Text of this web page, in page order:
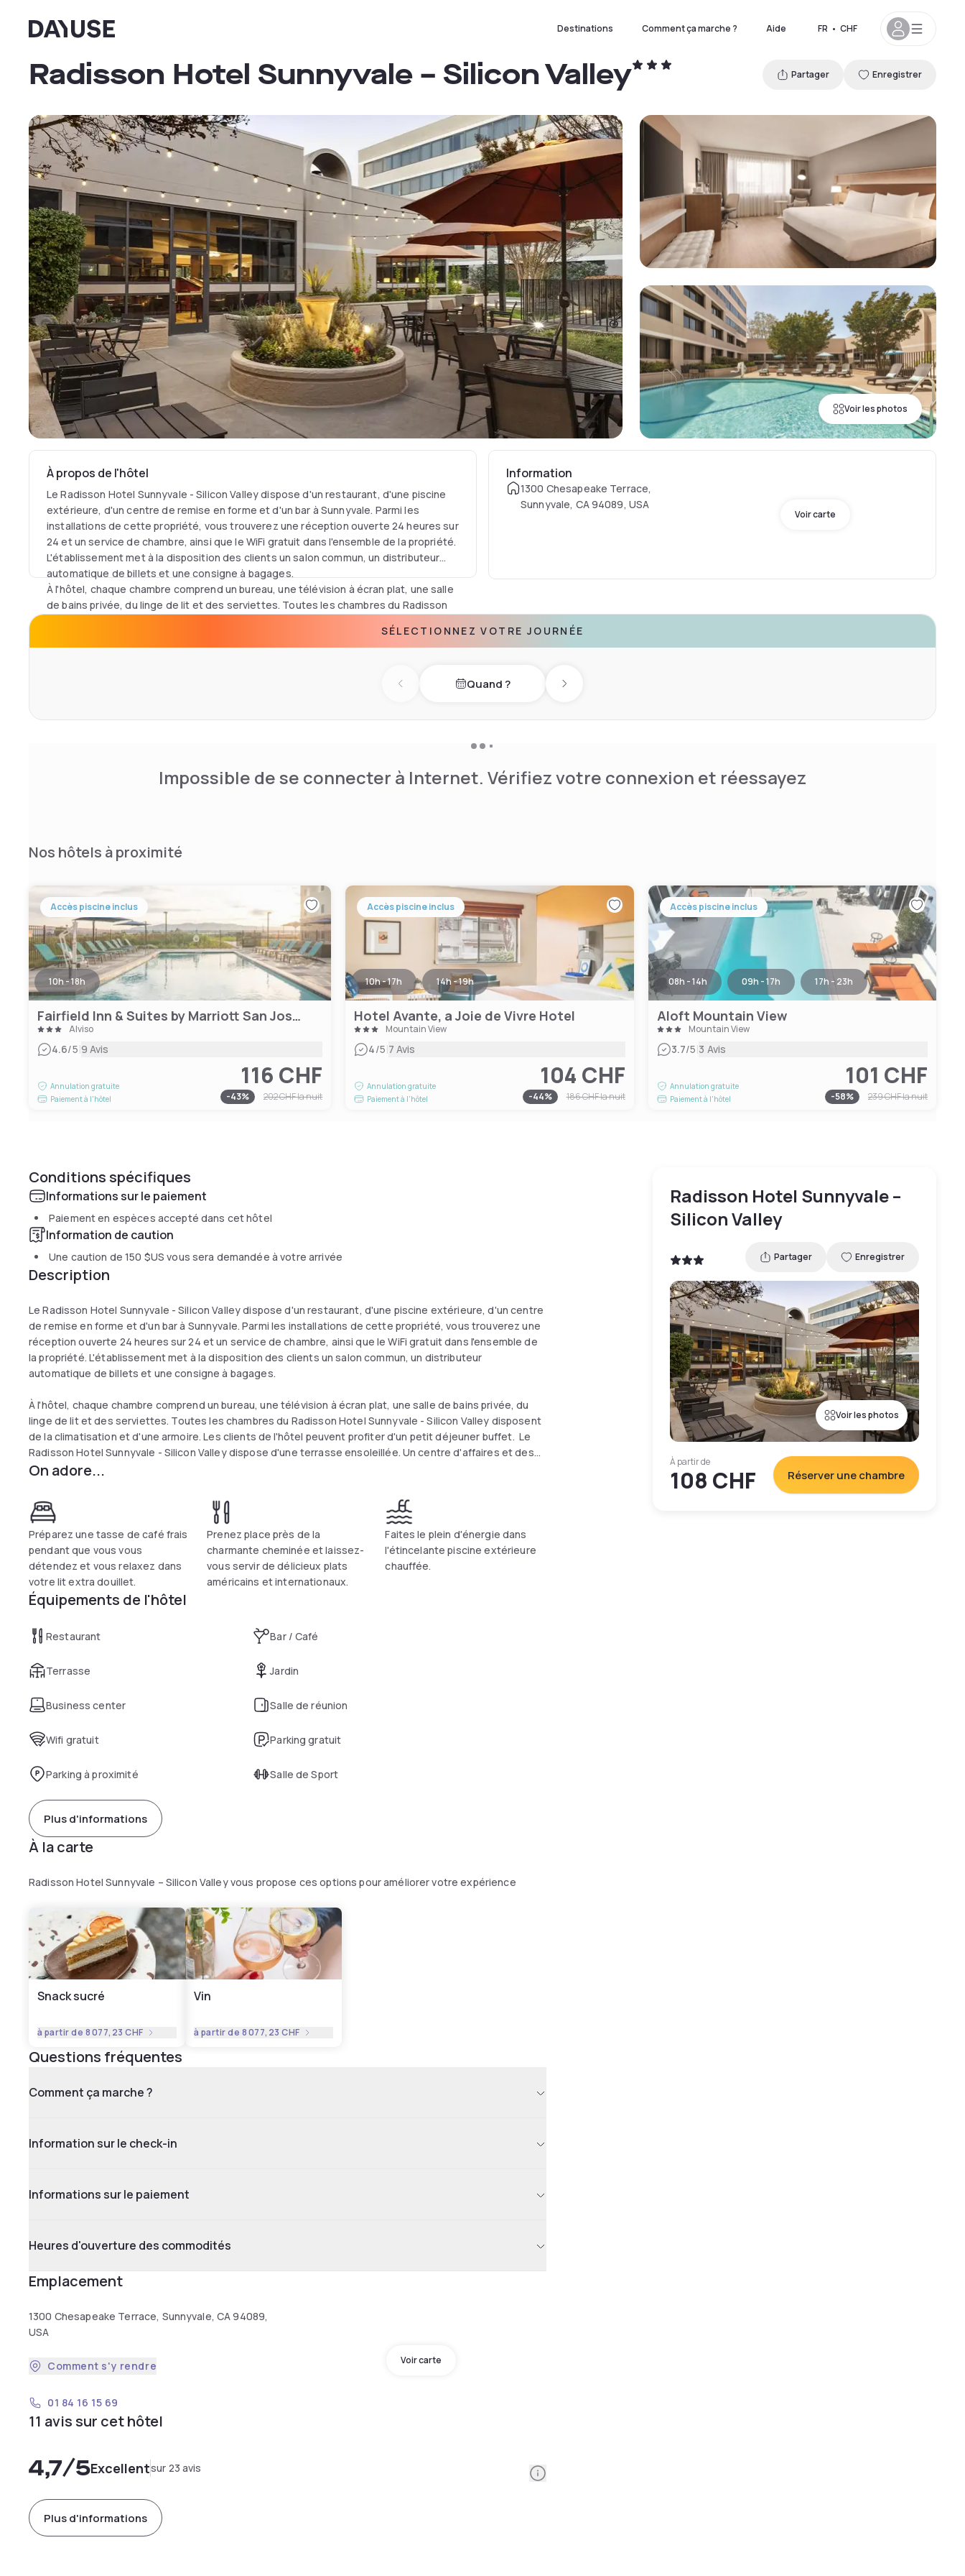
Dayuse Destinations Comment ça marche ? Aide FR • CHF
Voir les photos
Radisson Hotel Sunnyvale – Silicon Valley Partager Enregistrer
À propos de l'hôtel
Le Radisson Hotel Sunnyvale - Silicon Valley dispose d'un restaurant, d'une piscine
extérieure, d'un centre de remise en forme et d'un bar à Sunnyvale. Parmi les
installations de cette propriété, vous trouverez une réception ouverte 24 heures sur
24 et un service de chambre, ainsi que le WiFi gratuit dans l'ensemble de la propriété.
L'établissement met à la disposition des clients un salon commun, un distributeur
automatique de billets et une consigne à bagages.
À l'hôtel, chaque chambre comprend un bureau, une télévision à écran plat, une salle
de bains privée, du linge de lit et des serviettes. Toutes les chambres du Radisson
clients de l'hôtel peuvent profiter d'un petit déjeuner buffet. Le Radisson Hotel
Sunnyvale - Silicon Valley dispose d'une terrasse ensoleillée. Un centre d'affaires et
Information
1300 Chesapeake Terrace,
Sunnyvale, CA 94089, USA
Voir carte
SÉLECTIONNEZ VOTRE JOURNÉE
Previous dayQuand ? Next day
Impossible de se connecter à Internet. Vérifiez votre connexion et réessayez
Nos hôtels à proximité
Accès piscine inclus
10h - 18h
Fairfield Inn & Suites by Marriott San Jose North/Silicon Valley
Alviso
4.6/5|9 Avis
Annulation gratuite
Paiement à l'hôtel
116 CHF
-43% 202 CHFla nuit
Accès piscine inclus
10h - 17h 14h - 19h
Hotel Avante, a Joie de Vivre Hotel
Mountain View
4/5|7 Avis
Annulation gratuite
Paiement à l'hôtel
104 CHF
-44% 186 CHFla nuit
Accès piscine inclus
08h - 14h 09h - 17h 17h - 23h
Aloft Mountain View
Mountain View
3.7/5|3 Avis
Annulation gratuite
Paiement à l'hôtel
101 CHF
-58% 239 CHFla nuit
Conditions spécifiques
Informations sur le paiement
Paiement en espèces accepté dans cet hôtel
Information de caution
Une caution de150 $US vous sera demandée à votre arrivée
Description
Le Radisson Hotel Sunnyvale - Silicon Valley dispose d'un restaurant, d'une piscine extérieure, d'un centre
de remise en forme et d'un bar à Sunnyvale. Parmi les installations de cette propriété, vous trouverez une
réception ouverte 24 heures sur 24 et un service de chambre, ainsi que le WiFi gratuit dans l'ensemble de
la propriété. L'établissement met à la disposition des clients un salon commun, un distributeur
automatique de billets et une consigne à bagages.
À l'hôtel, chaque chambre comprend un bureau, une télévision à écran plat, une salle de bains privée, du
linge de lit et des serviettes. Toutes les chambres du Radisson Hotel Sunnyvale - Silicon Valley disposent
de la climatisation et d'une armoire. Les clients de l'hôtel peuvent profiter d'un petit déjeuner buffet. Le
Radisson Hotel Sunnyvale - Silicon Valley dispose d'une terrasse ensoleillée. Un centre d'affaires et des
distributeurs automatiques de boissons et de collations sont disponibles sur place au Radisson Hotel
On adore...
Préparez une tasse de café frais
pendant que vous vous
détendez et vous relaxez dans
votre lit extra douillet.
Prenez place près de la
charmante cheminée et laissez-
vous servir de délicieux plats
américains et internationaux.
Faites le plein d'énergie dans
l'étincelante piscine extérieure
chauffée.
Équipements de l'hôtel
Restaurant Bar / Café
Terrasse Jardin
Business center Salle de réunion
Wifi gratuit Parking gratuit
Parking à proximité Salle de Sport
Plus d'informations
À la carte
Radisson Hotel Sunnyvale – Silicon Valley vous propose ces options pour améliorer votre expérience
Snack sucré
à partir de 8 077,23 CHF
Vin
à partir de 8 077,23 CHF
Questions fréquentes
Comment ça marche ?
Information sur le check-in
Informations sur le paiement
Heures d'ouverture des commodités
Emplacement
1300 Chesapeake Terrace, Sunnyvale, CA 94089,
USA
Voir carte
Comment s'y rendre
01 84 16 15 69
11 avis sur cet hôtel
4,7/5Excellentsur 23 avis Information
Plus d'informations
Radisson Hotel Sunnyvale –
Silicon Valley
Partager Enregistrer
Voir les photos
À partir de
108 CHF Réserver une chambre